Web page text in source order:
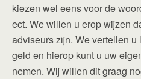
kiezen wel eens voor de
ect. We willen u erop wijzen
adviseurs zijn. We vertellen
geld en hierop kunt u uw
nemen. Wij willen dit graag